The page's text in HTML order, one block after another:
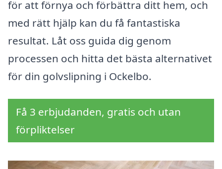
för att förnya och förbättra ditt hem, och
med rätt hjälp kan du få fantastiska
resultat. Låt oss guida dig genom
processen och hitta det bästa alternativet
för din golvslipning i Ockelbo.
Få 3 erbjudanden, gratis och utan
förpliktelser